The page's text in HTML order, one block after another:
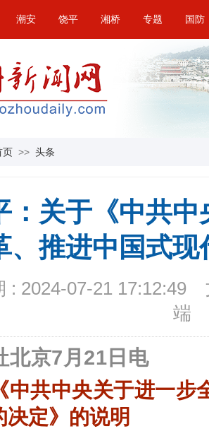
潮安 饶平 湘桥 专题 国防
页 >> 头条
：关于《中共
、推进中国式
: 2024-07-21 17:12:49
端
北京7月21日电
中共中央关于进一步
决定》的说明